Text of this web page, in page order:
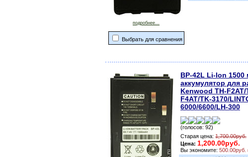
подробнее...
Выбрать для сравнения
BP-42L Li-Ion 1500
аккумулятор для
Kenwood TH-F2AT/
F4AT/TK-3170/
6000/6600/LH-300
(голосов: 92)
Старая цена: 1,700.00руб.
Цена: 1,200.00руб.
Вы экономите: 500.00руб.